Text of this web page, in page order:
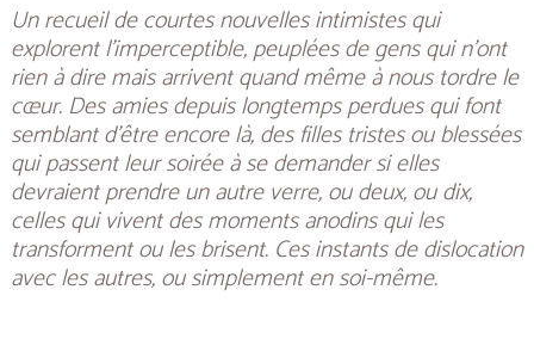
Un recueil de courtes nouvelles intimistes qui
explorent l'imperceptible, peuplées de gens qui n’ont
rien à dire mais arrivent quand même à nous tordre le
cœur. Des amies depuis longtemps perdues qui font
semblant d’être encore là, des filles tristes ou blessées
qui passent leur soirée à se demander si elles
devraient prendre un autre verre, ou deux, ou dix,
celles qui vivent des moments anodins qui les
transforment ou les brisent. Ces instants de dislocation
avec les autres, ou simplement en soi-même.